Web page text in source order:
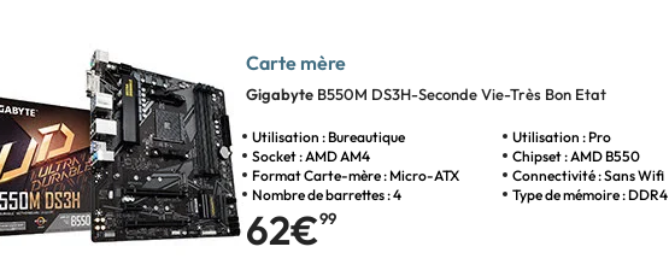
Carte mère
Gigabyte B550M DS3H-Seconde Vie-Très Bon Etat
Utilisation : Bureautique
Utilisation : Pro
Socket : AMD AM4
Chipset : AMD B550
Format Carte-mère : Micro-ATX
Connectivité : Sans Wifi
Nombre de barrettes : 4
Type de mémoire : DDR4
62€99